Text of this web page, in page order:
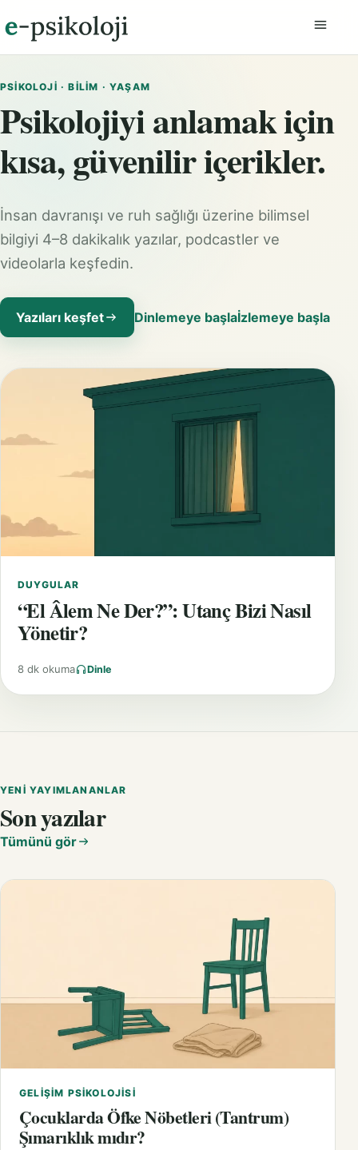
PSIKOLOJI · BILIM · YAŞAM
Psikolojiyi anlamak için
kısa, güvenilir içerikler.
İnsan davranışı ve ruh sağlığı üzerine bilimsel
bilgiyi 4–8 dakikalık yazılar, podcastler ve
videolarla keşfedin.
Yazıları keşfet Dinlemeye başlaİzlemeye başla
DUYGULAR
“El Âlem Ne Der?”: Utanç Bizi Nasıl
Yönetir?
8 dk okuma Dinle
YENI YAYIMLANANLAR
Son yazılar
Tümünü gör
GELIŞIM PSIKOLOJISI
Çocuklarda Öfke Nöbetleri (Tantrum)
Şımarıklık mıdır?